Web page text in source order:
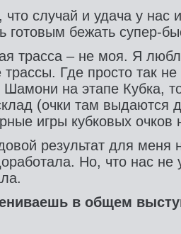
что случай и удача у
готовым бежать супер-
трасса – не моя. Я
Где просто так
Шамони на этапе Кубка,
(очки там выдаются
игры кубковых очков
результат для меня
Но, что нас не
в общем